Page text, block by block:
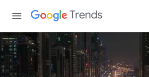
Trends